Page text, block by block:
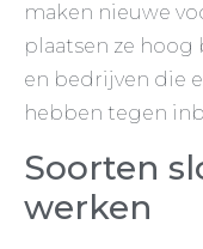
maken nieuwe
plaatsen ze
en bedrijven die
hebben tegen
Soorten
werken